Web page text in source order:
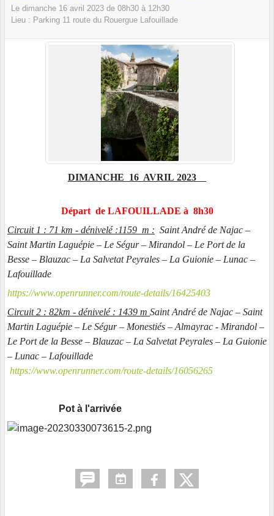
Le dimanche 16 avril 2023 de 08h30 à 12h30
Lieu : Parking 11 route du Rouergue Lafouillade
DIMANCHE 16 AVRIL 2023
Départ de LAFOUILLADE à 8h30
Circuit 1 : 71 km - dénivelé :1159 m : Saint André de Najac –
Saint Martin Laguépie – Le Ségur – Mirandol – Le Port de la
Besse – Blauzac – La Salvetat Peyrales – La Guionie – Lunac –
Lafouillade
https://www.openrunner.com/route-details/16425403
Circuit 2 : 82km - dénivelé : 1439 m Saint André de Najac – Saint
Martin Laguépie – Le Ségur – Monestiés – Almayrac - Mirandol –
Le Port de la Besse – Blauzac – La Salvetat Peyrales – La Guionie
– Lunac – Lafouillade
https://www.openrunner.com/route-details/16056265
Pot à l'arrivée